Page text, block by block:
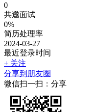
0
共邀面试
0%
简历处理率
2024-03-27
最近登录时间
+ 关注
分享到朋友圈
微信扫一扫：分享